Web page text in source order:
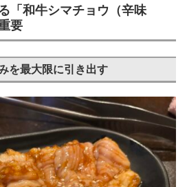
「和牛シマチョウ（辛味
要
を最大限に引き出す